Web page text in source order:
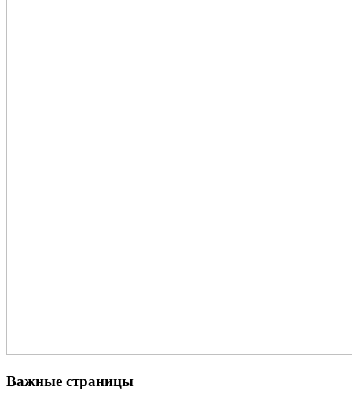
Важные страницы